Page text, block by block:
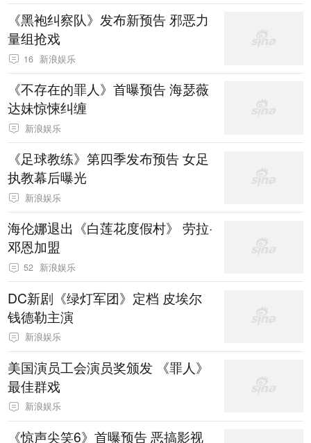
《黑袍纠察队》发布新预告 邪恶力
量组抢戏
16 新浪娱乐
《不存在的罪人》首曝预告 海瑟薇
达妹惊悚纠缠
新浪娱乐
《足球教练》第四季发布预告 女足
执教幕后曝光
新浪娱乐
海伦娜退出《白莲花度假村》 劳拉·
邓恩加盟
52 新浪娱乐
DC新剧《绿灯军团》定档 皮埃尔
钱德勒主演
新浪娱乐
美国演员工会演员奖颁发 《罪人》
最佳群戏
新浪娱乐
《惊声尖笑6》首曝预告 恶搞影视